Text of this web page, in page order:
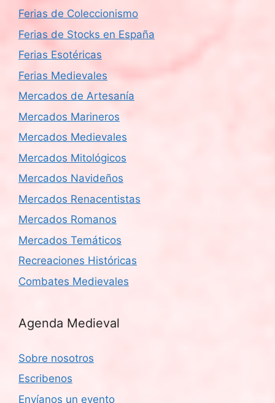
Ferias de Coleccionismo
Ferias de Stocks en España
Ferias Esotéricas
Ferias Medievales
Mercados de Artesanía
Mercados Marineros
Mercados Medievales
Mercados Mitológicos
Mercados Navideños
Mercados Renacentistas
Mercados Romanos
Mercados Temáticos
Recreaciones Históricas
Combates Medievales
Agenda Medieval
Sobre nosotros
Escribenos
Envíanos un evento